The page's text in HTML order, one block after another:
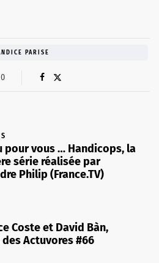
PARISE
0
pour vous … Handicops, la
série réalisée par
Philip (France.TV)
Coste et David Bàn,
Actuvores #66